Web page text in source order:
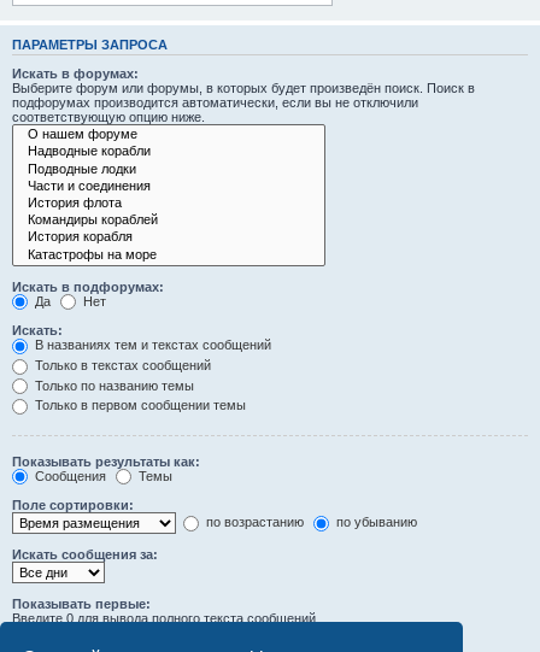
ПАРАМЕТРЫ ЗАПРОСА
Искать в форумах:
Выберите форум или форумы, в которых будет произведён поиск. Поиск в
подфорумах производится автоматически, если вы не отключили
соответствующую опцию ниже.
Искать в подфорумах:
Да
Нет
Искать:
В названиях тем и текстах сообщений
Только в текстах сообщений
Только по названию темы
Только в первом сообщении темы
Показывать результаты как:
Сообщения
Темы
Поле сортировки:
по возрастанию
по убыванию
Искать сообщения за:
Показывать первые:
Введите 0 для вывода полного текста сообщений.